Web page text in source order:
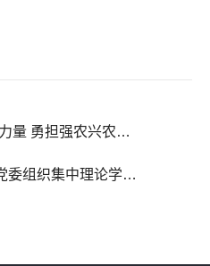
“凝聚青春抗疫力量 勇担强农兴农使命” ——农林经济管理本科生党支部主题党日
经济管理学院党委组织集中理论学习暨新学期党务工作会议